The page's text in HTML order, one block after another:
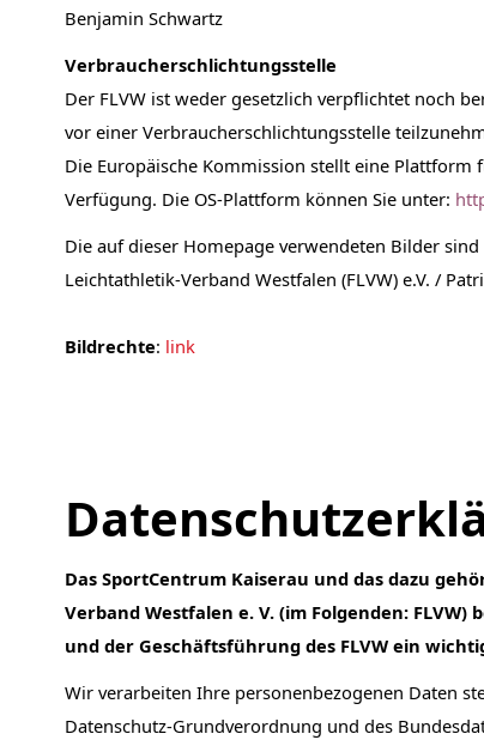
Benjamin Schwartz
Verbraucherschlichtungsstelle
Der FLVW ist weder gesetzlich verpflichtet noch
vor einer Verbraucherschlichtungsstelle
Die Europäische Kommission stellt eine
Verfügung. Die OS-Plattform können Sie unter:
Die auf dieser Homepage verwendeten Bilder
Leichtathletik-Verband Westfalen (FLVW) e.V. /
Bildrechte: link
Das SportCentrum Kaiserau und das dazu
Verband Westfalen e. V. (im Folgenden:
und der Geschäftsführung des FLVW ein
Wir verarbeiten Ihre personenbezogenen Daten
Datenschutz-Grundverordnung und des